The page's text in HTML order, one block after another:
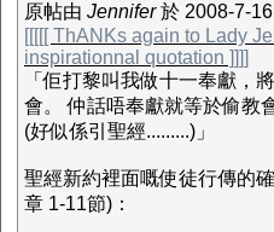
原帖由 Jennifer於 2008-7-
[[[[[ ThANKs again to Lady
inspirationnal quotation ]]]]
「佢打黎叫我做十一奉獻，
會。 仲話唔奉獻就等於偷教
(好似係引聖經.........)」
聖經新約裡面嘅使徒行傳的
章 1-11節)：